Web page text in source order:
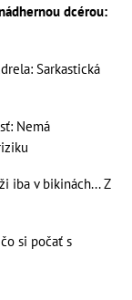
dcérou:
Sarkastická
Nemá
iba v bikinách... Z
si počať s